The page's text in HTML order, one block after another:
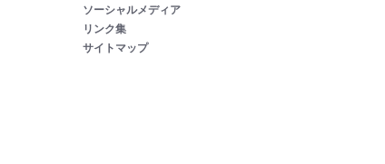
ソーシャルメディア
リンク集
サイトマップ